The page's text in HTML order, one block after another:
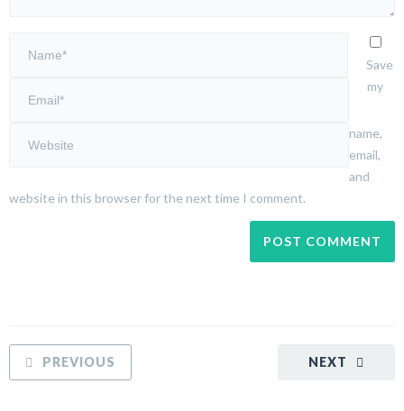
Save
my
name,
email,
and
website in this browser for the next time I comment.
NEXT
PREVIOUS